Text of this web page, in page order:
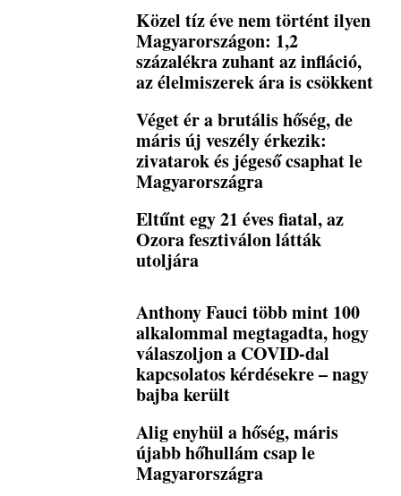
Közel tíz éve nem történt ilyen
Magyarországon: 1,2
százalékra zuhant az infláció,
az élelmiszerek ára is csökkent
Véget ér a brutális hőség, de
máris új veszély érkezik:
zivatarok és jégeső csaphat le
Magyarországra
Eltűnt egy 21 éves fiatal, az
Ozora fesztiválon látták
utoljára
Anthony Fauci több mint 100
alkalommal megtagadta, hogy
válaszoljon a COVID-dal
kapcsolatos kérdésekre – nagy
bajba került
Alig enyhül a hőség, máris
újabb hőhullám csap le
Magyarországra